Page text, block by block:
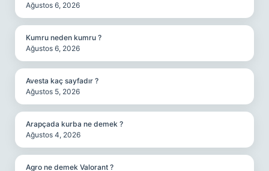
Ağustos 6, 2026
Kumru neden kumru ?
Ağustos 6, 2026
Avesta kaç sayfadır ?
Ağustos 5, 2026
Arapçada kurba ne demek ?
Ağustos 4, 2026
Agro ne demek Valorant ?